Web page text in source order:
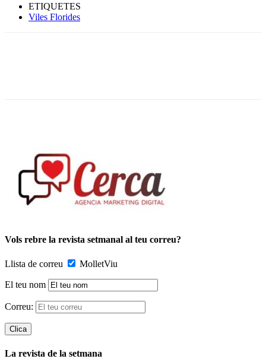
ETIQUETES
Viles Florides
Vols rebre la revista setmanal al teu correu?
Llista de correu MolletViu
El teu nom
Correu:
La revista de la setmana